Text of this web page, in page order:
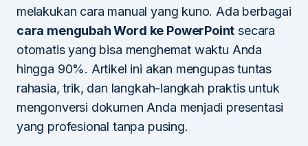
melakukan cara manual yang kuno. Ada berbagai
cara mengubah Word ke PowerPoint secara
otomatis yang bisa menghemat waktu Anda
hingga 90%. Artikel ini akan mengupas tuntas
rahasia, trik, dan langkah-langkah praktis untuk
mengonversi dokumen Anda menjadi presentasi
yang profesional tanpa pusing.